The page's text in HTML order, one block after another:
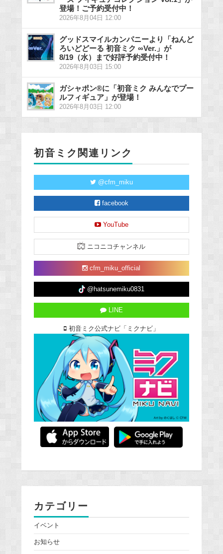
登場！ご予約受付中！
2026年8月04日 12:00
グッドスマイルカンパニーより「ねんど
ろいどどーる 初音ミク ∞Ver.」が
8/19（水）まで好評予約受付中！
2026年8月03日 15:00
ガシャポン®に「初音ミク みんなでプー
ルフィギュア」が登場！
2026年8月03日 12:00
初音ミク関連リンク
@cfm_miku
facebook
YouTube
ニコニコチャンネル
cfm_miku_official
@hatsunemiku0831
LINE
初音ミク公式ナビ「ミクナビ」
カテゴリー
イベント
お知らせ